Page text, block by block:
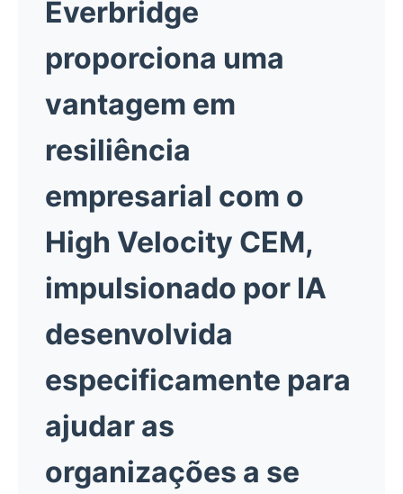
Everbridge
proporciona uma
vantagem em
resiliência
empresarial com o
High Velocity CEM,
impulsionado por IA
desenvolvida
especificamente para
ajudar as
organizações a se